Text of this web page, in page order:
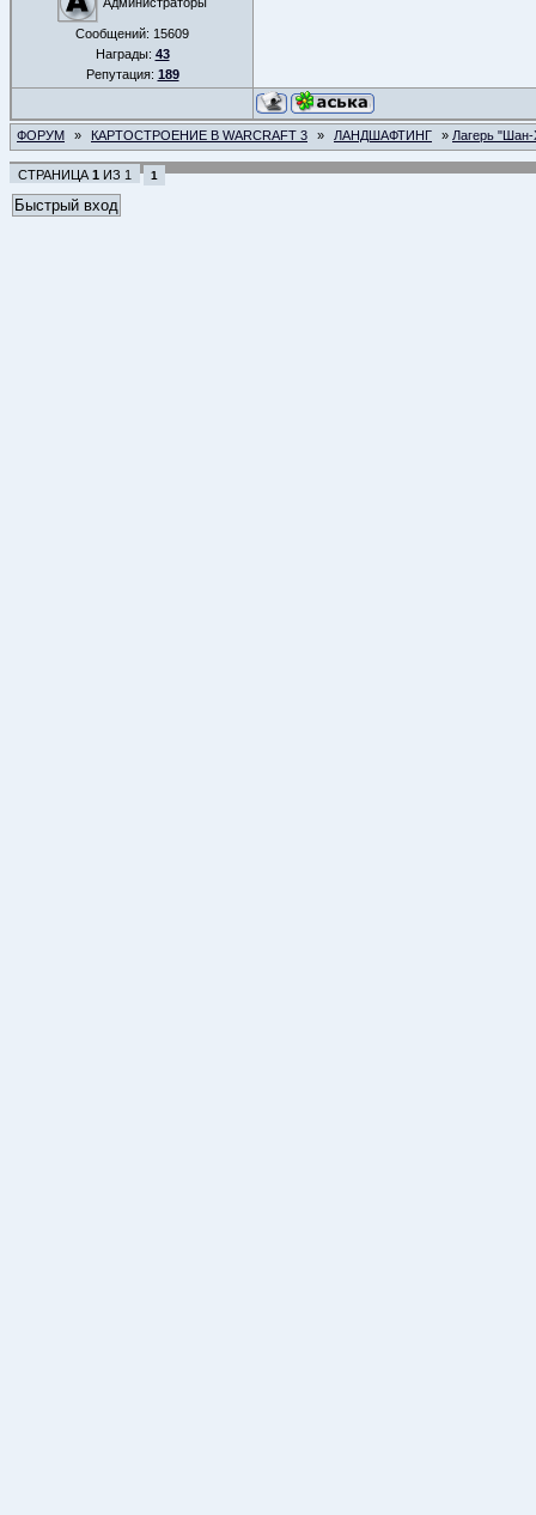
Сообщений: 15609
Награды: 43
Репутация: 189
ФОРУМ » КАРТОСТРОЕНИЕ В WARCRAFT 3 » ЛАНДШАФТИНГ » Лагерь "Шан-
СТРАНИЦА 1 ИЗ 1 1